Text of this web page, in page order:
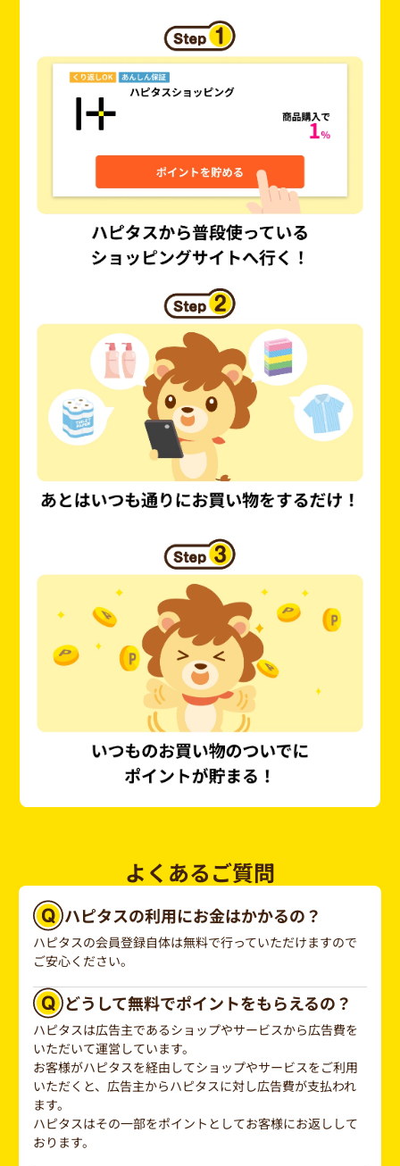
よくあるご質問
ハピタスの利用にお金はかかるの？
ハピタスの会員登録自体は無料で行っていただけますので
ご安心ください。
どうして無料でポイントをもらえるの？
ハピタスは広告主であるショップやサービスから広告費を
いただいて運営しています。
お客様がハピタスを経由してショップやサービスをご利用
いただくと、広告主からハピタスに対し広告費が支払われ
ます。
ハピタスはその一部をポイントとしてお客様にお返しして
おります。